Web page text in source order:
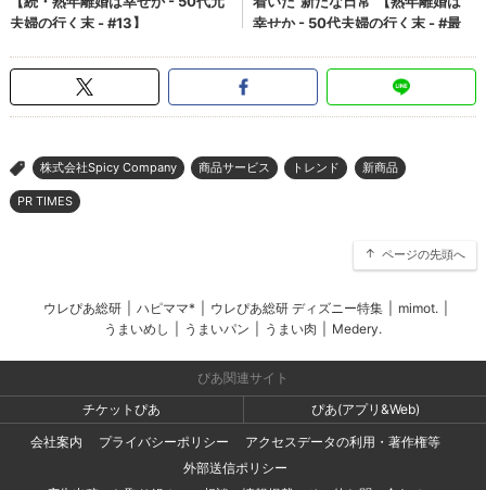
> 株式会社Spicy Company 商品サービス トレンド 新商品
PR TIMES
ページの先頭へ
ウレぴあ総研 ハピママ* ウレぴあ総研 ディズニー特集 mimot.
うまいめし
うまいパン うまい肉 Medery.
ぴあ関連サイト
チケットぴあ
ぴあ(アプリ&Web)
会社案内
プライバシーポリシー
アクセスデータの利用・著作権等
外部送信ポリシー